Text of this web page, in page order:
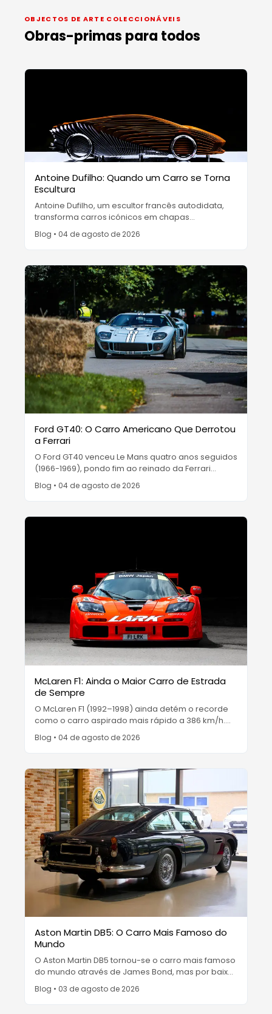
OBJECTOS DE ARTE COLECCIONÁVEIS
Obras-primas para todos
Antoine Dufilho: Quando um Carro se Torna
Escultura
Antoine Dufilho, um escultor francês autodidata,
transforma carros icónicos em chapas
empilhadas de aço e alumínio que parecem
mover-se à medida que se caminha à volta delas
Blog • 04 de agosto de 2026
Ford GT40: O Carro Americano Que Derrotou
a Ferrari
O Ford GT40 venceu Le Mans quatro anos seguidos
(1966-1969), pondo fim ao reinado da Ferrari
depois de Enzo ter desistido de uma compra.
Foram construídas apenas cerca de 105 unidades
dólares.
Blog • 04 de agosto de 2026
McLaren F1: Ainda o Maior Carro de Estrada
de Sempre
O McLaren F1 (1992–1998) ainda detém o recorde
como o carro aspirado mais rápido a 386 km/h.
revestido a ouro e apenas 64 carros de estrada
Blog • 04 de agosto de 2026
Aston Martin DB5: O Carro Mais Famoso do
Mundo
O Aston Martin DB5 tornou-se o carro mais famoso
do mundo através de James Bond, mas por baixo
da fama esconde-se um raro grand tourer
construído à mão com 233 km/h e do qual foram
Blog • 03 de agosto de 2026